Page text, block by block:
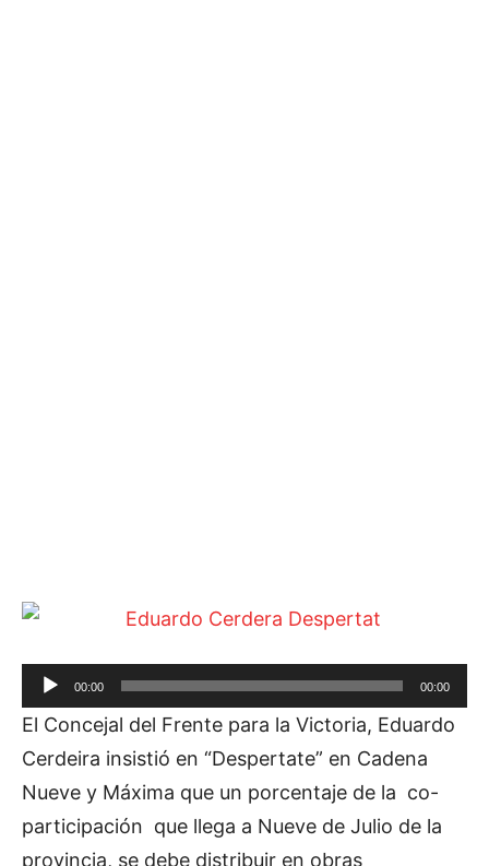
e
p
r
00:00 00:00
El Concejal del Frente para la Victoria, Eduardo
Cerdeira insistió en “Despertate” en Cadena
Nueve y Máxima que un porcentaje de la co-
participación que llega a Nueve de Julio de la
provincia, se debe distribuir en obras